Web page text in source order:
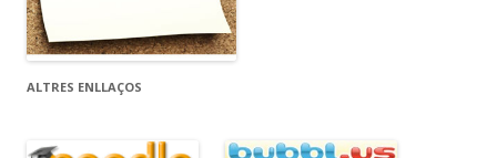
ALTRES ENLLAÇOS